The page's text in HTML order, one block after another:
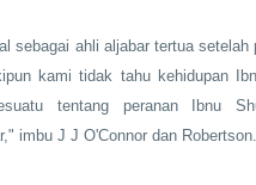
sebagai ahli aljabar tertua setelah
kami tidak tahu kehidupan
tentang peranan Ibnu
imbu J J O'Connor dan Robertson.